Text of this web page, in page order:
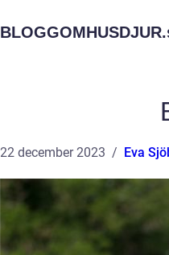
BLOGGOMHUSDJUR.
22 december 2023 Eva